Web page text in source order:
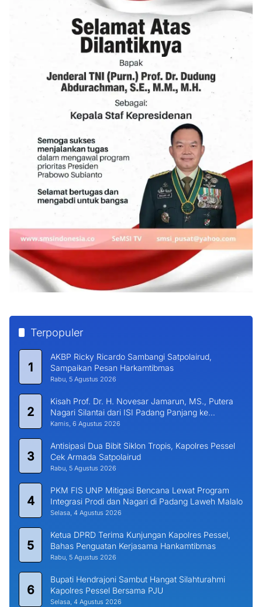
Terpopuler
1
AKBP Ricky Ricardo Sambangi Satpolairud,
Sampaikan Pesan Harkamtibmas
Rabu, 5 Agustus 2026
2
Kisah Prof. Dr. H. Novesar Jamarun, MS., Putera
Nagari Silantai dari ISI Padang Panjang ke
Universitas Dharma Andalas
Kamis, 6 Agustus 2026
3
Antisipasi Dua Bibit Siklon Tropis, Kapolres Pessel
Cek Armada Satpolairud
Rabu, 5 Agustus 2026
4
PKM FIS UNP Mitigasi Bencana Lewat Program
Integrasi Prodi dan Nagari di Padang Laweh Malalo
Selasa, 4 Agustus 2026
5
Ketua DPRD Terima Kunjungan Kapolres Pessel,
Bahas Penguatan Kerjasama Hankamtibmas
Rabu, 5 Agustus 2026
6
Bupati Hendrajoni Sambut Hangat Silahturahmi
Kapolres Pessel Bersama PJU
Selasa, 4 Agustus 2026